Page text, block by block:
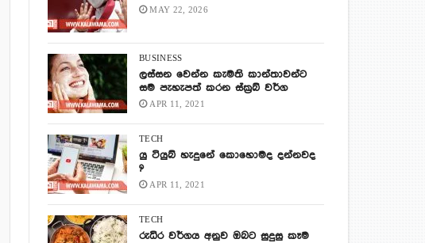
MAY 22, 2026
BUSINESS
ලස්සන වෙන්න කැමති කාන්තාවන්ට
සම පැහැපත් කරන ස්ක්‍රබ් වර්ග
APR 11, 2021
TECH
යු ටියුබ් හැදුනේ කොහොමද දන්නවද
?
APR 11, 2021
TECH
රුධිර වර්ගය අනුව ඔබට සුදුසු කෑම